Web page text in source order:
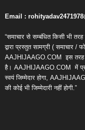
Email :
“समाचार से सम्बंधित किसी भी
द्वारा प्रस्तुत सामग्री ( समाचार /
AAJHIJAAGO.COM इस तरह
है। AAJHIJAAGO.COM में
स्वयं जिम्मेदार होगा,
की कोई भी जिम्मेदारी नहीं होगी.”